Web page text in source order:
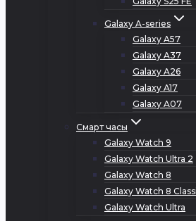
Galaxy A-series
Galaxy A57
Galaxy A37
Galaxy A26
Galaxy A17
Galaxy A07
Смарт часы
Galaxy Watch 9
Galaxy Watch Ultra 2
Galaxy Watch 8
Galaxy Watch 8
Galaxy Watch Ultra